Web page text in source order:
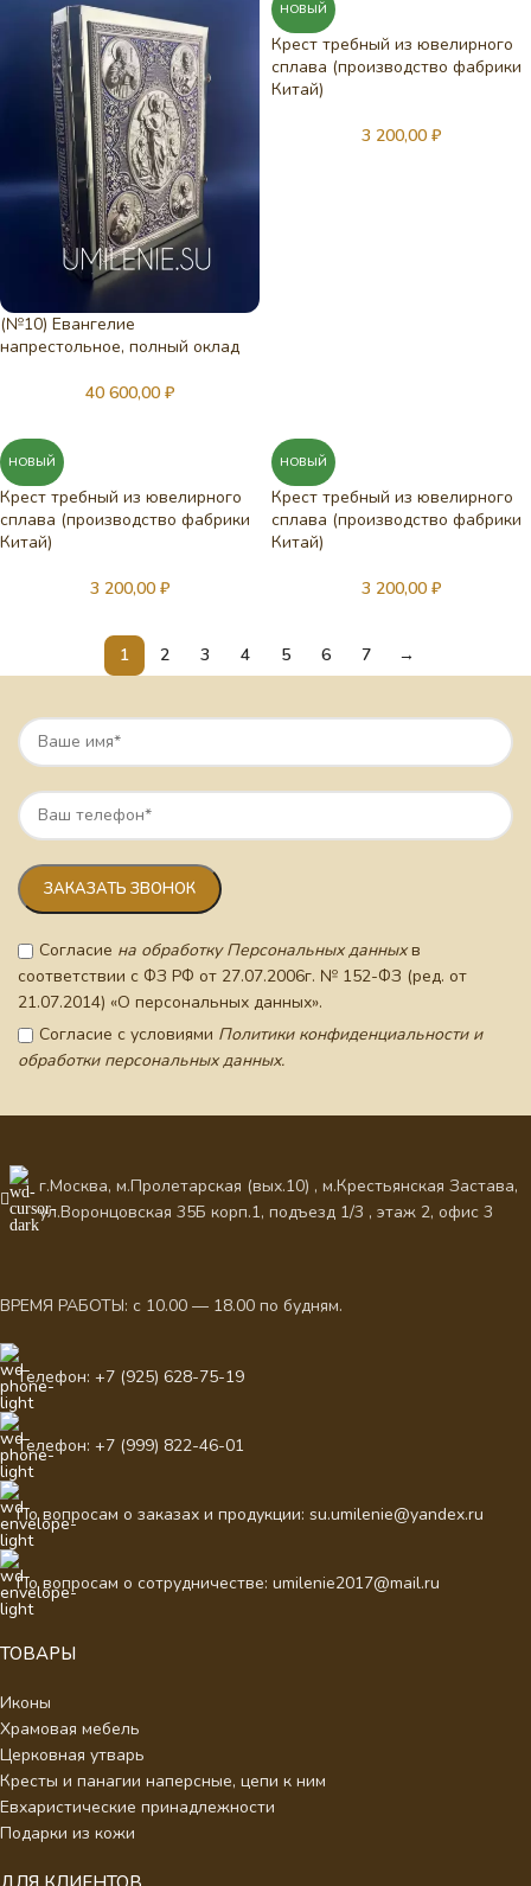
(№10) Евангелие
напрестольное, полный оклад
40 600,00 ₽
НОВЫЙ
Крест требный из ювелирного
сплава (производство фабрики
Китай)
3 200,00 ₽
НОВЫЙ
Крест требный из ювелирного
сплава (производство фабрики
Китай)
3 200,00 ₽
НОВЫЙ
Крест требный из ювелирного
сплава (производство фабрики
Китай)
3 200,00 ₽
1 2 3 4 5 6 7 →
Согласие на обработку Персональных данныхв
соответствии с ФЗ РФ от 27.07.2006г. № 152-ФЗ (ред. от
21.07.2014) «О персональных данных».
Согласие с условиями Политики конфиденциальности и
обработки персональных данных.
г.Москва, м.Пролетарская (вых.10) , м.Крестьянская Застава,
ул.Воронцовская 35Б корп.1, подъезд 1/3 , этаж 2, офис 3
ВРЕМЯ РАБОТЫ: с 10.00 — 18.00 по будням.
Телефон: +7 (925) 628-75-19
Телефон: +7 (999) 822-46-01
По вопросам о заказах и продукции: su.umilenie@yandex.ru
По вопросам о сотрудничестве: umilenie2017@mail.ru
ТОВАРЫ
Иконы
Храмовая мебель
Церковная утварь
Кресты и панагии наперсные, цепи к ним
Евхаристические принадлежности
Подарки из кожи